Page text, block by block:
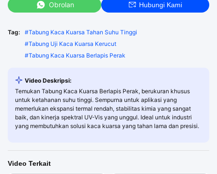
Obrolan Hubungi Kami
Tag: #Tabung Kaca Kuarsa Tahan Suhu Tinggi
#Tabung Uji Kaca Kuarsa Kerucut
#Tabung Kaca Kuarsa Berlapis Perak
Video Deskripsi:
Temukan Tabung Kaca Kuarsa Berlapis Perak, berukuran khusus
untuk ketahanan suhu tinggi. Sempurna untuk aplikasi yang
memerlukan ekspansi termal rendah, stabilitas kimia yang sangat
baik, dan kinerja spektral UV-Vis yang unggul. Ideal untuk industri
yang membutuhkan solusi kaca kuarsa yang tahan lama dan presisi.
Video Terkait